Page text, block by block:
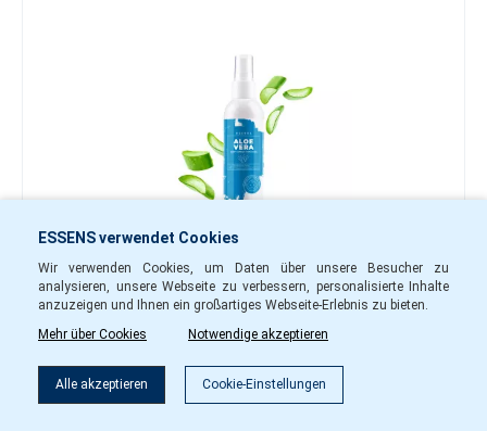
20.70 €
-
+
ESSENS verwendet Cookies
Wir verwenden Cookies, um Daten über unsere Besucher zu
analysieren, unsere Webseite zu verbessern, personalisierte Inhalte
anzuzeigen und Ihnen ein großartiges Webseite-Erlebnis zu bieten.
Mehr über Cookies
Notwendige akzeptieren
Alle akzeptieren Cookie-Einstellungen